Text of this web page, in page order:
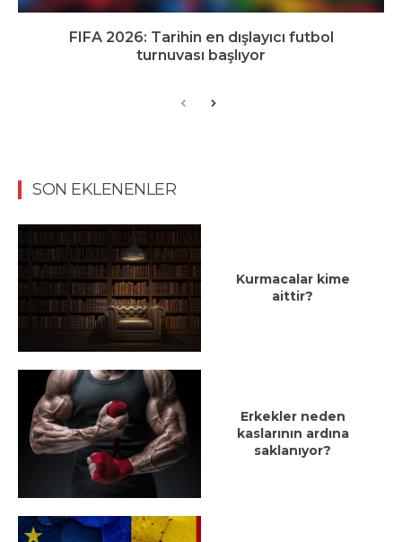
FIFA 2026: Tarihin en dışlayıcı futbol
turnuvası başlıyor
SON EKLENENLER
Kurmacalar kime
aittir?
Erkekler neden
kaslarının ardına
saklanıyor?